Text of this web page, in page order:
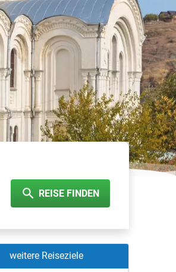
REISE FINDEN
weitere Reiseziele